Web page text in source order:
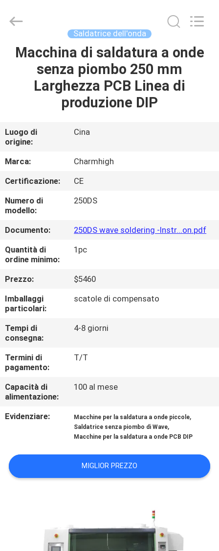
CASA
PRODOTTI
SU
DI
NOI
VISITA
ALLA
FABBRICA
CONTROLLO
DELLA
QUALITÀ
CONTATTACI
NOTIZIA
SHOPPING
ON
MAPPA
DEL
POLITICA
CHARMHIGH
Reserved.
Saldatrice dell'onda
Macchina di saldatura a onde
senza piombo 250 mm
Larghezza PCB Linea di
produzione DIP
Luogo di
origine:
Cina
Marca:
Charmhigh
Certificazione:
CE
Numero di
modello:
250DS
Documento:
250DS wave soldering -Instr...on.pdf
Quantità di
ordine minimo:
1pc
Prezzo:
$5460
Imballaggi
particolari:
scatole di compensato
Tempi di
consegna:
4-8 giorni
Termini di
pagamento:
T/T
Capacità di
alimentazione:
100 al mese
Evidenziare: Macchine per la saldatura a onde piccole,
Saldatrice senza piombo di Wave,
Macchine per la saldatura a onde PCB DIP
MIGLIOR PREZZO